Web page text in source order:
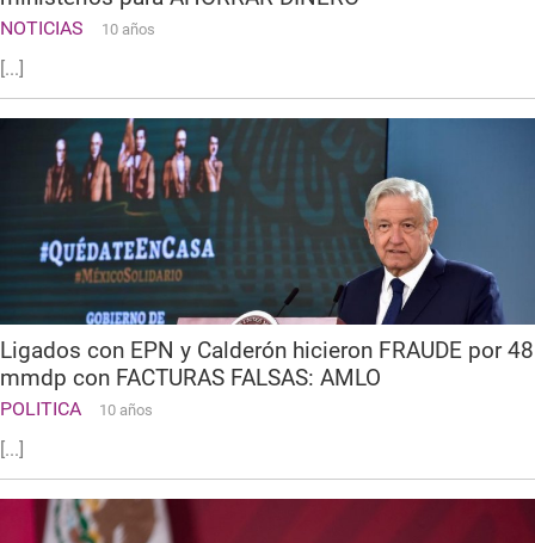
NOTICIAS 10 años
[...]
Ligados con EPN y Calderón hicieron FRAUDE por 48
mmdp con FACTURAS FALSAS: AMLO
POLITICA 10 años
[...]